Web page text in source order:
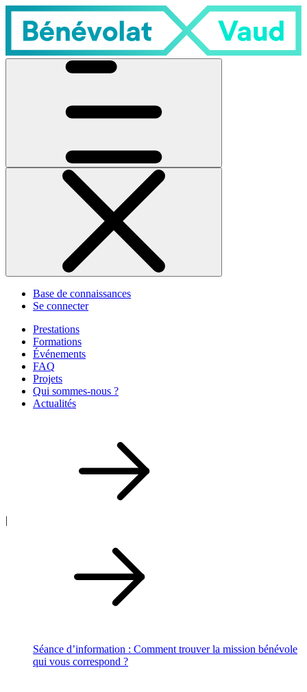
Base de connaissances
Se connecter
Prestations
Formations
Événements
FAQ
Projets
Qui sommes-nous ?
Actualités
|
Séance d’information : Comment trouver la mission bénévole
qui vous correspond ?